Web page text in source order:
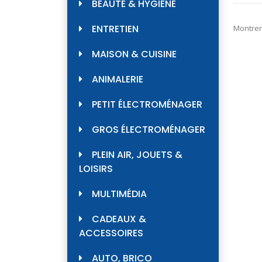
BEAUTÉ & HYGIÈNE
ENTRETIEN
MAISON & CUISINE
ANIMALERIE
PETIT ÉLECTROMÉNAGER
GROS ÉLECTROMÉNAGER
PLEIN AIR, JOUETS &
LOISIRS
MULTIMÉDIA
CADEAUX &
ACCESSOIRES
AUTO, BRICO